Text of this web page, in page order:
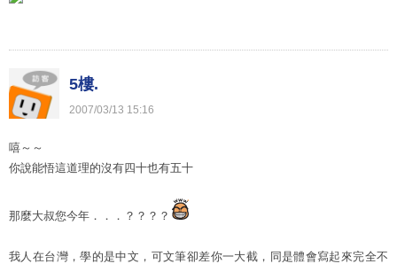
5樓.
2007/03/13 15:16
嘻～～
你說能悟這道理的沒有四十也有五十
那麼大叔您今年．．．？？？？
我人在台灣，學的是中文，可文筆卻差你一大截，同是體會寫起來完全不